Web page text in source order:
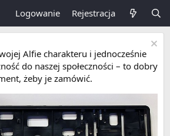
Logowanie Rejestracja
Alfie charakteru i jednocześnie
do naszej społeczności – to dobry
żeby je zamówić.